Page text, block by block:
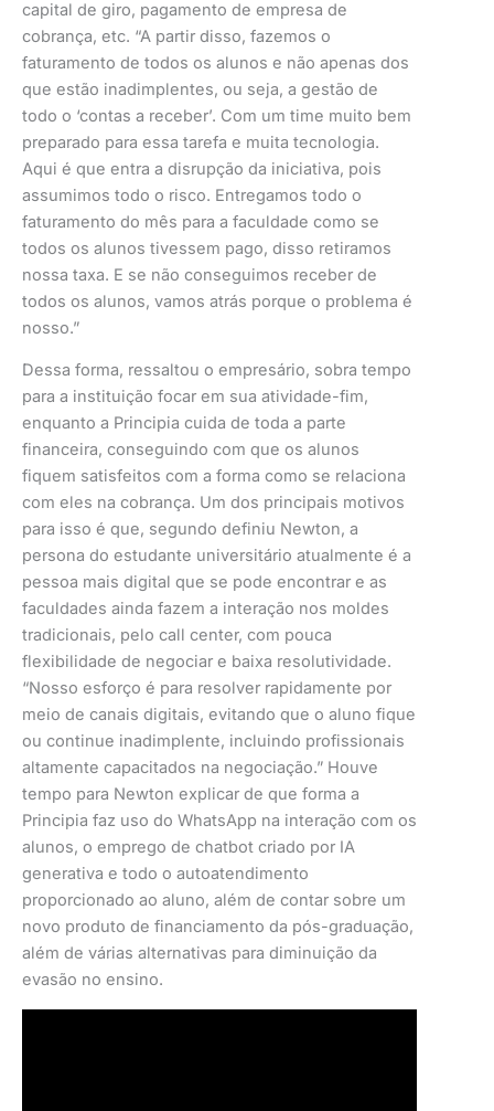
capital de giro, pagamento de empresa de
cobrança, etc. “A partir disso, fazemos o
faturamento de todos os alunos e não apenas dos
que estão inadimplentes, ou seja, a gestão de
todo o ‘contas a receber’. Com um time muito bem
preparado para essa tarefa e muita tecnologia.
Aqui é que entra a disrupção da iniciativa, pois
assumimos todo o risco. Entregamos todo o
faturamento do mês para a faculdade como se
todos os alunos tivessem pago, disso retiramos
nossa taxa. E se não conseguimos receber de
todos os alunos, vamos atrás porque o problema é
nosso.”
Dessa forma, ressaltou o empresário, sobra tempo
para a instituição focar em sua atividade-fim,
enquanto a Principia cuida de toda a parte
financeira, conseguindo com que os alunos
fiquem satisfeitos com a forma como se relaciona
com eles na cobrança. Um dos principais motivos
para isso é que, segundo definiu Newton, a
persona do estudante universitário atualmente é a
pessoa mais digital que se pode encontrar e as
faculdades ainda fazem a interação nos moldes
tradicionais, pelo call center, com pouca
flexibilidade de negociar e baixa resolutividade.
“Nosso esforço é para resolver rapidamente por
meio de canais digitais, evitando que o aluno fique
ou continue inadimplente, incluindo profissionais
altamente capacitados na negociação.” Houve
tempo para Newton explicar de que forma a
Principia faz uso do WhatsApp na interação com os
alunos, o emprego de chatbot criado por IA
generativa e todo o autoatendimento
proporcionado ao aluno, além de contar sobre um
novo produto de financiamento da pós-graduação,
além de várias alternativas para diminuição da
evasão no ensino.